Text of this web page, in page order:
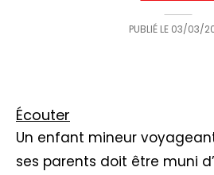
PUBLIÉ LE 03/03/
Écouter
Un enfant mineur
ses parents doit être muni